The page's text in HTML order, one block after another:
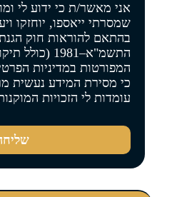
אני מאשר/ת כי ידוע לי
שמסרתי ייאספו, יוחזקו
בהתאם להוראות חוק
המפורטות במדיניות
כי מסירת המידע נעשית
עומדות לי הזכויות